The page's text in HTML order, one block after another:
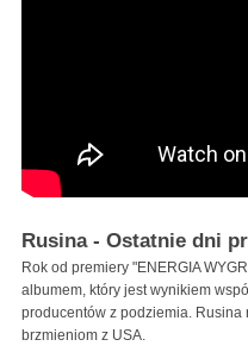
Rusina - Ostatnie dni
Rok od premiery "ENERGIA
albumem, który jest wynikiem
producentów z podziemia. Rusina
brzmieniom z USA.